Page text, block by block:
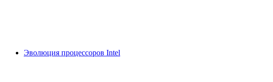
Эволюция процессоров Intel